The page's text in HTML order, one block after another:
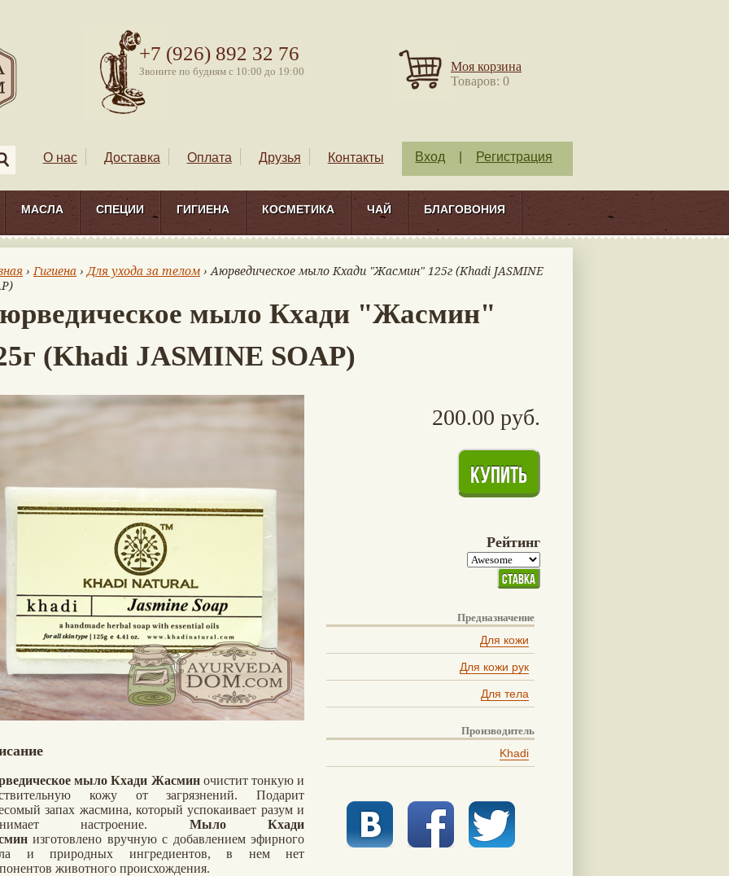
+7 (926) 892 32 76
Звоните по будням с 10:00 до 19:00
Моя корзина
Товаров: 0
О нас Доставка Оплата Друзья Контакты Вход Регистрация
МАСЛА СПЕЦИИ ГИГИЕНА КОСМЕТИКА ЧАЙ БЛАГОВОНИЯ
›Гигиена ›Для ухода за телом › Аюрведическое мыло Кхади "Жасмин" 125г (Khadi JASMINE
мыло Кхади "Жасмин"
(Khadi JASMINE SOAP)
мыло Кхади Жасмин очистит тонкую и
кожу от загрязнений. Подарит
запах жасмина, который успокаивает разум и
настроение. Мыло Кхади
изготовлено вручную с добавлением эфирного
и природных ингредиентов, в нем нет
животного происхождения.
200.00 руб.
Рейтинг
Предназначение
Для кожи
Для кожи рук
Для тела
Производитель
Khadi